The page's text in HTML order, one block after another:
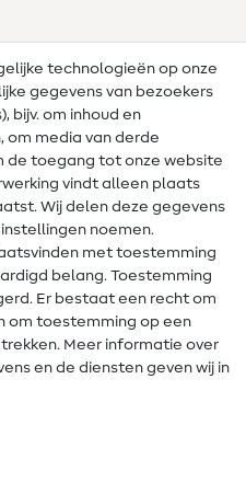
technologieën op onze
gegevens van bezoekers
bijv. om inhoud en
om media van derde
de toegang tot onze website
vindt alleen plaats
Wij delen deze gegevens
noemen.
met toestemming
belang. Toestemming
Er bestaat een recht om
om toestemming op een
Meer informatie over
en de diensten geven wij in